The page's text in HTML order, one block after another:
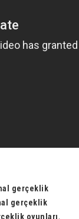
gerçeklik
gerçeklik
oyunları,